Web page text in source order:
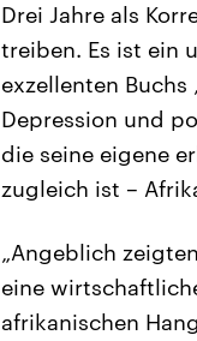
Drei Jahre als
treiben. Es ist ein
exzellenten
Depression und
die seine eigene
zugleich ist –
„Angeblich
eine
afrikanischen